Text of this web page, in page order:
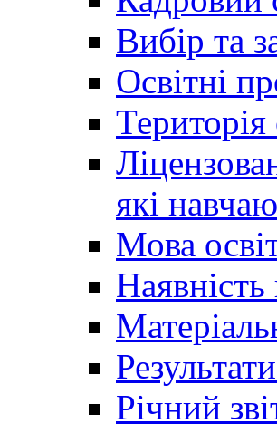
Вибір та
Освітні
які
Мова
Річний